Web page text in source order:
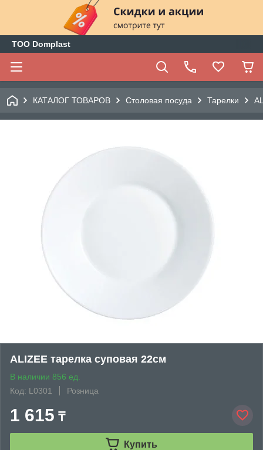
ТОО Domplast
КАТАЛОГ ТОВАРОВ Столовая посуда Тарелки
ALIZEE тарелка суповая 22см
В наличии 856 ед.
Код: L0301
Розница
1 615 ₸
Купить